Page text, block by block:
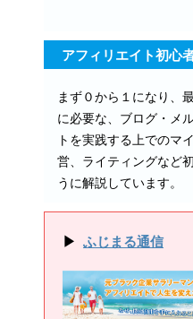
アフィリエイト初心
まず０から１になり、
に必要な、ブログ・メ
トを実践する上でのマ
営、ライティングなど
うに解説しています。
▶ ふじまる通信